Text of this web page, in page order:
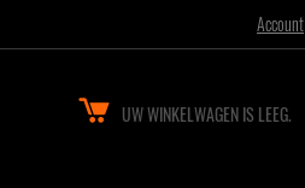
Account
UW WINKELWAGEN IS LEEG.